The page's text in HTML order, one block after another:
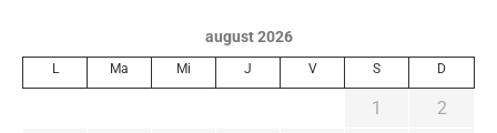
august 2026
L Ma Mi J V S D
1
2